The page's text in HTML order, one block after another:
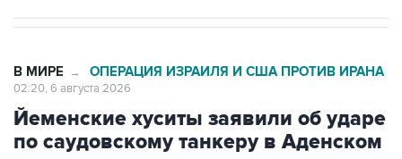
Йеменские хуситы заявили об ударе
по саудовскому танкеру в Аденском
заливе